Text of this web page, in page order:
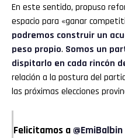
En este sentido, propuso
espacio para «ganar
podremos construir un
peso propio. Somos un
dispitarlo en cada rincón
relación a la postura del
las próximas elecciones
Felicitamos a@EmiBalbin